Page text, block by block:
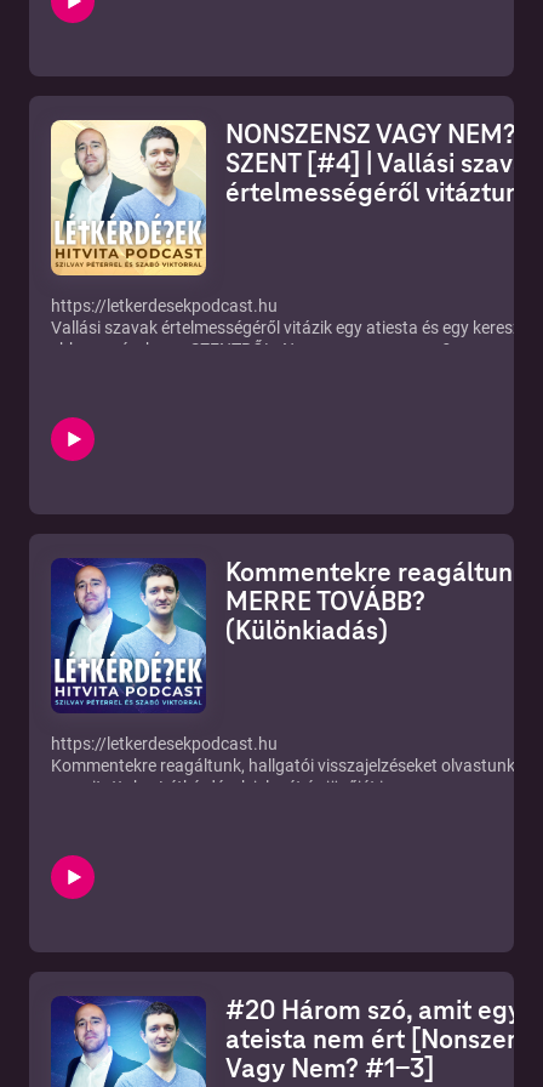
NONSZENSZ VAGY NEM? –
SZENT [#4] | Vallási szavak
értelmességéről vitáztunk
https://letkerdesekpodcast.hu
Vallási szavak értelmességéről vitázik egy atiesta és egy
ebben a részben a SZENTRŐL. Nonszensz vagy nem?
ÍRJ NEKÜNK: letkerdesekpodcast@gmail.com!
Kommentekre reagáltunk |
MERRE TOVÁBB?
(Különkiadás)
https://letkerdesekpodcast.hu
Kommentekre reagáltunk, hallgatói visszajelzéseket olvastunk, és
megvitattuk a Létkérdések jelenét és jövőjét is.
ÍRJ NEKÜNK: letkerdesekpodcast@gmail.com!
TARTALOM:
(0:00) Melyik nagyobb: a szeretet vagy az igazság?
(22:28) Merre tovább Létkérdések? Ateista YouTube csatornák
(28:54) Katolikus kommentek
Facebook csoportok, ahol megtalálhatsz minket:
Keresztény - ateista vitacsoport 2.0 -
#20 Három szó, amit egy
ateista nem ért
Vagy Nem? #1-3]